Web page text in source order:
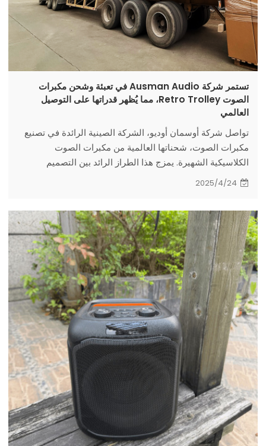
تستمر شركة Ausman Audio في تعبئة وشحن مكبرات
الصوت Retro Trolley، مما يُظهر قدراتها على التوصيل
العالمي
تواصل شركة أوسمان أوديو، الشركة الصينية الرائدة في تصنيع
مكبرات الصوت، شحناتها العالمية من مكبرات الصوت
الكلاسيكية الشهيرة. يمزج هذا الطراز الرائد بين التصميم
الكلاسيكي والتكنولوجيا الحديثة، موفرًا جماليات شخصية وجودة
إنتاجية قوية وقدرة على التوصيل في جميع أنحاء العالم.
2025/4/24